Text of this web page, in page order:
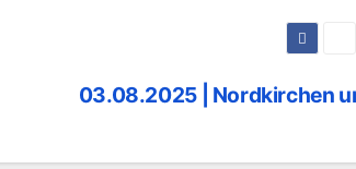
03.08.2025 | Nordkirchen